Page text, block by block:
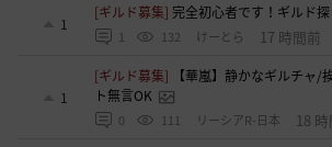
1
[ギルド募集] 完全初心者です！ギルド探
1 132 けーとら 17 時間前
1
[ギルド募集]
【華嵐】静かなギルチャ/
ト無言OK
0 111 リーシアR-日本 18